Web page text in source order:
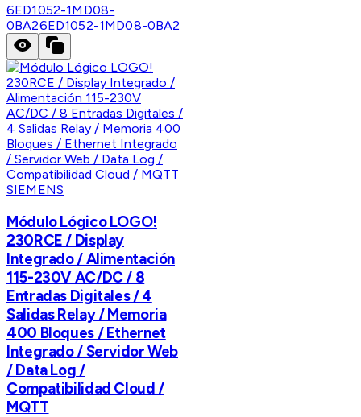
6ED1052-1MD08-
0BA26ED1052-1MD08-0BA2
SIEMENS
Módulo Lógico LOGO!
230RCE / Display
Integrado / Alimentación
115-230V AC/DC / 8
Entradas Digitales / 4
Salidas Relay / Memoria
400 Bloques / Ethernet
Integrado / Servidor Web
/ Data Log /
Compatibilidad Cloud /
MQTT